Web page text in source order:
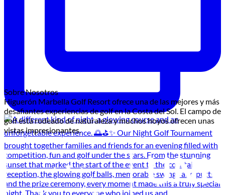
Sobre Nosotros
Higuerón Marbella Golf Resort ofrece una de las mejores y más
desafiantes experiencias de golf en la Costa del Sol. El campo de
golf está rodeado de naturaleza y muchos hoyos ofrecen unas
vistas impresionantes.